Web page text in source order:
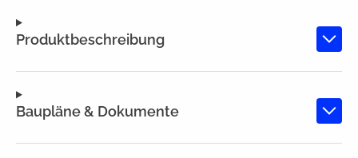
Produktbeschreibung
Baupläne & Dokumente